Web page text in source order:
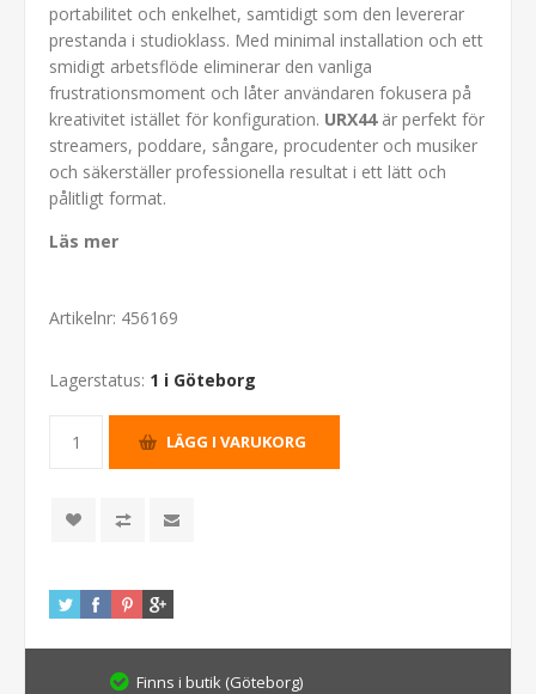
portabilitet och enkelhet, samtidigt som den levererar
prestanda i studioklass. Med minimal installation och ett
smidigt arbetsflöde eliminerar den vanliga
frustrationsmoment och låter användaren fokusera på
kreativitet istället för konfiguration. URX44är perfekt för
streamers, poddare, sångare, procudenter och musiker
och säkerställer professionella resultat i ett lätt och
pålitligt format.
Läs mer
Artikelnr: 456169
Lagerstatus: 1 i Göteborg
Finns i butik (Göteborg)